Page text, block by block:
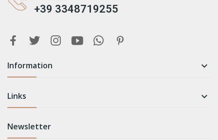
+39 3348719255
Information 
Links 
Newsletter